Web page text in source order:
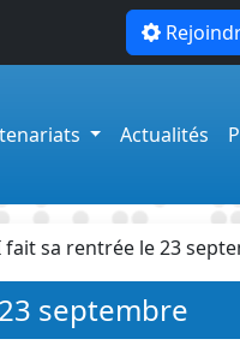
Actualités
fait sa rentrée le 23
septembre